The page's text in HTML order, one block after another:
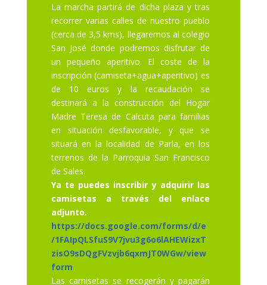
La marcha partirá de dicha plaza y tras
recorrer varias calles de nuestro pueblo
(cerca de 3,5 kms), llegaremos al colegio
San José donde podremos disfrutar de
un pequeño aperitivo. El coste de la
inscripción (camiseta+agua+aperitivo) es
de 10 euros y la recaudación se
destinará a la construcción del Hogar
Madre Teresa de Calcuta para familias
en situación desfavorable, y que se
situará en la localidad de Parla, en los
terrenos de la Parroquia San Francisco
de Sales.
Ya te puedes inscribir y adquirir las
camisetas a través del enlace
adjunto.
https://docs.google.com/forms/d/e
/1FAIpQLSfuS9V7jvu3g6o6lAHEWizxT
zisO9sDQgFVzvjb6qxmJT0WGw/view
form
Las camisetas se recogerán y pagarán